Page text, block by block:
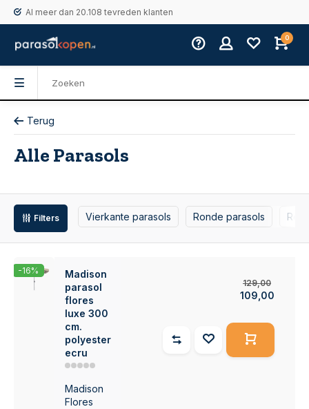
Al meer dan 20.108 tevreden klanten
0
Terug
Alle Parasols
Vierkante parasols Ronde parasols
Filters
-16%
Madison
parasol
flores
luxe 300
cm.
polyester
ecru
Madison
Flores
129,00
109,00